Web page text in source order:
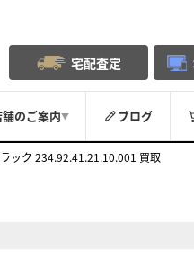
宅配査定
舗のご案内▼ ブログ
ック 234.92.41.21.10.001 買取